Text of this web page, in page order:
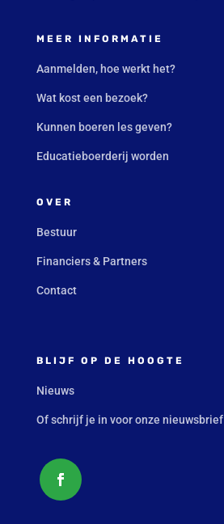
MEER INFORMATIE
Aanmelden, hoe werkt het?
Wat kost een bezoek?
Kunnen boeren les geven?
Educatieboerderij worden
OVER
Bestuur
Financiers & Partners
Contact
BLIJF OP DE HOOGTE
Nieuws
Of schrijf je in voor onze nieuwsbrief